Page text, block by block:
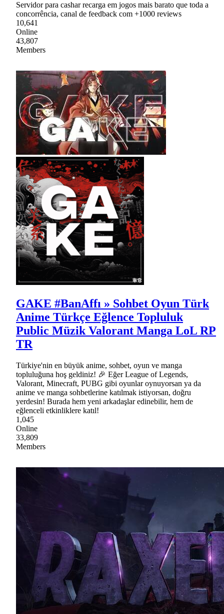
Servidor para cashar recarga em jogos mais barato que toda a
concorrência, canal de feedback com +1000 reviews
10,641
Online
43,807
Members
GAKE #BanAffı » Sohbet Oyun Türk
Anime Türkçe Eğlence Topluluk
Public Müzik Valorant Manga LoL RP
TR
Türkiye'nin en büyük anime, sohbet, oyun ve manga
topluluğuna hoş geldiniz! 🎉 Eğer League of Legends,
Valorant, Minecraft, PUBG gibi oyunlar oynuyorsan ya da
anime ve manga sohbetlerine katılmak istiyorsan, doğru
yerdesin! Burada hem yeni arkadaşlar edinebilir, hem de
eğlenceli etkinliklere katıl!
1,045
Online
33,809
Members